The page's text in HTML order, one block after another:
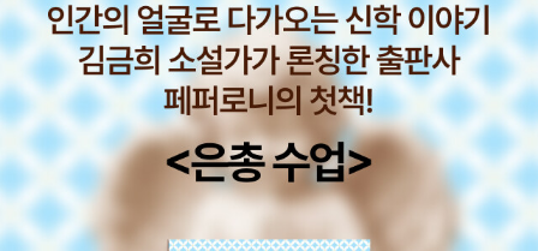
이런 위기의 시국일수록 나라의 참 주인인 우리 국민들이 더욱 열독
하여 냉철한 집단 지성을 가다듬는 데에도 이 책은 유용할 수 있겠습
니다.
이른바, 사(士) 계층이 그것이다. 오긍은 태어날 때부터 절대 왕권
이 기고만장한 시대를 살았다. 오긍은 위징을 앞세워 사(士) 계층의
등용과 성장만이 현재 당나라를 보다 안정적으로 발전시키는 방안임
을 정관정요를 통해 완곡하게 주장하고 있다고 읽힌다. 게다가 정관
정요에 등장하는 대화는 불과 50여 년 전, 당나라를 세운 태종의 일
이니 상투적으로 거론되는 고사의 미담과는 차원이 다른 최신 모범
사례인 셈이다. 오긍은 현재 당나라의 왕권을 견제하고 균형 잡기 위